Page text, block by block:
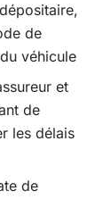
de
véhicule
et
de
les délais
de